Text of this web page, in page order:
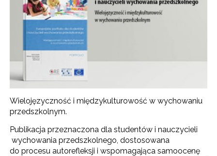
Wielojęzyczność i międzykulturowość w wychowaniu
przedszkolnym.
Publikacja przeznaczona dla studentów i nauczycieli
wychowania przedszkolnego, dostosowana
do procesu autorefleksji i wspomagająca samoocenę